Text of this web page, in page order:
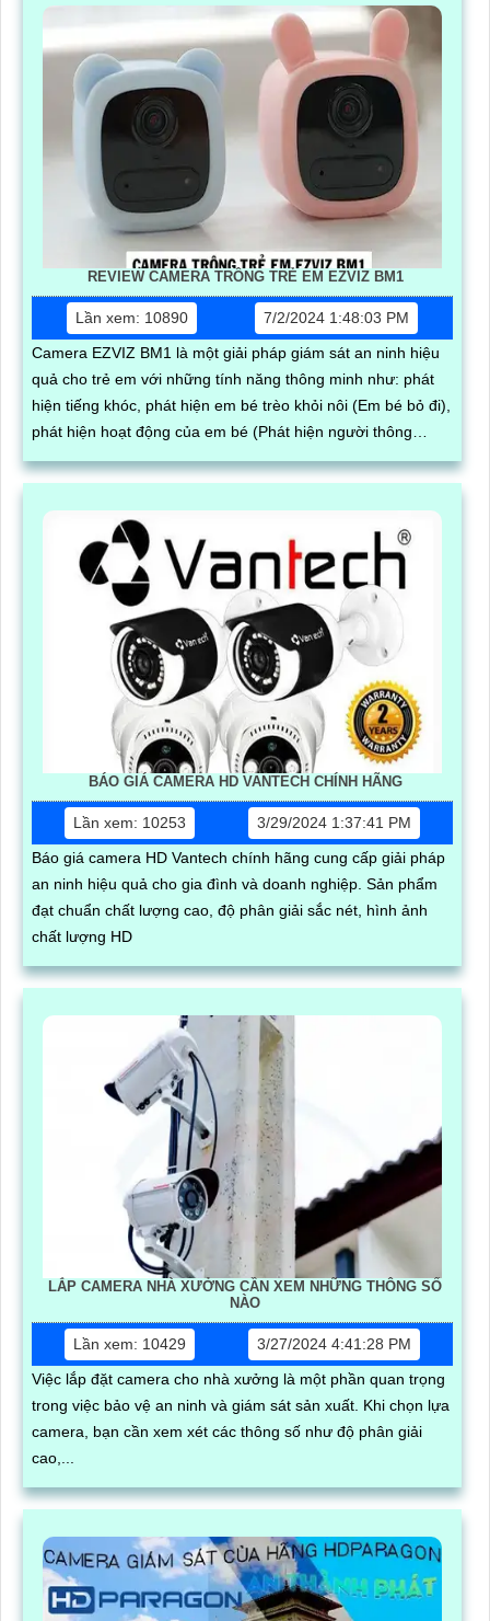
REVIEW CAMERA TRÔNG TRẺ EM EZVIZ BM1
Lần xem: 10890
7/2/2024 1:48:03 PM
Camera EZVIZ BM1 là một giải pháp giám sát an ninh hiệu
quả cho trẻ em với những tính năng thông minh như: phát
hiện tiếng khóc, phát hiện em bé trèo khỏi nôi (Em bé bỏ đi),
phát hiện hoạt động của em bé (Phát hiện người thông
minh).
BÁO GIÁ CAMERA HD VANTECH CHÍNH HÃNG
Lần xem: 10253
3/29/2024 1:37:41 PM
Báo giá camera HD Vantech chính hãng cung cấp giải pháp
an ninh hiệu quả cho gia đình và doanh nghiệp. Sản phẩm
đạt chuẩn chất lượng cao, độ phân giải sắc nét, hình ảnh
chất lượng HD
LẮP CAMERA NHÀ XƯỞNG CẦN XEM NHỮNG THÔNG SỐ
NÀO
Lần xem: 10429
3/27/2024 4:41:28 PM
Việc lắp đặt camera cho nhà xưởng là một phần quan trọng
trong việc bảo vệ an ninh và giám sát sản xuất. Khi chọn lựa
camera, bạn cần xem xét các thông số như độ phân giải
cao,...